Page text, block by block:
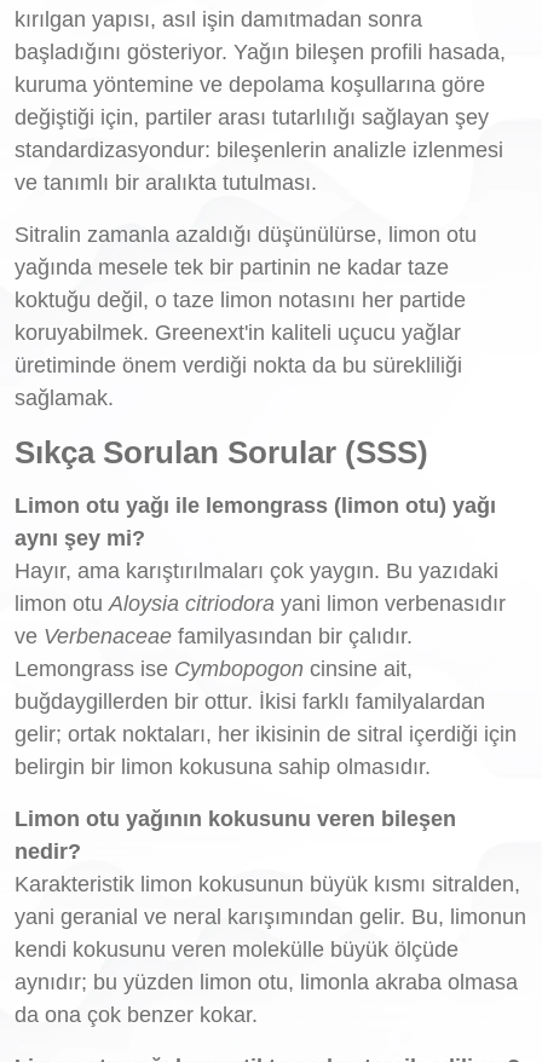
kırılgan yapısı, asıl işin damıtmadan sonra
başladığını gösteriyor. Yağın bileşen profili hasada,
kuruma yöntemine ve depolama koşullarına göre
değiştiği için, partiler arası tutarlılığı sağlayan şey
standardizasyondur: bileşenlerin analizle izlenmesi
ve tanımlı bir aralıkta tutulması.
Sitralin zamanla azaldığı düşünülürse, limon otu
yağında mesele tek bir partinin ne kadar taze
koktuğu değil, o taze limon notasını her partide
koruyabilmek. Greenext'in kaliteli uçucu yağlar
üretiminde önem verdiği nokta da bu sürekliliği
sağlamak.
Sıkça Sorulan Sorular (SSS)
Limon otu yağı ile lemongrass (limon otu) yağı
aynı şey mi?
Hayır, ama karıştırılmaları çok yaygın. Bu yazıdaki
limon otu Aloysia citriodora yani limon verbenasıdır
ve Verbenaceae familyasından bir çalıdır.
Lemongrass ise Cymbopogon cinsine ait,
buğdaygillerden bir ottur. İkisi farklı familyalardan
gelir; ortak noktaları, her ikisinin de sitral içerdiği için
belirgin bir limon kokusuna sahip olmasıdır.
Limon otu yağının kokusunu veren bileşen
nedir?
Karakteristik limon kokusunun büyük kısmı sitralden,
yani geranial ve neral karışımından gelir. Bu, limonun
kendi kokusunu veren molekülle büyük ölçüde
aynıdır; bu yüzden limon otu, limonla akraba olmasa
da ona çok benzer kokar.